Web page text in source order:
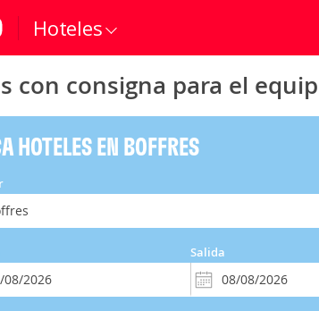
Hoteles
con consigna para el
HOTELES EN BOFFRES
Salida